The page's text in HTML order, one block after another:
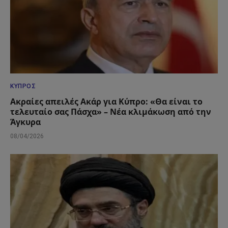
ΚΎΠΡΟΣ
Ακραίες απειλές Ακάρ για Κύπρο: «Θα είναι το
τελευταίο σας Πάσχα» – Νέα κλιμάκωση από την
Άγκυρα
08/04/2026